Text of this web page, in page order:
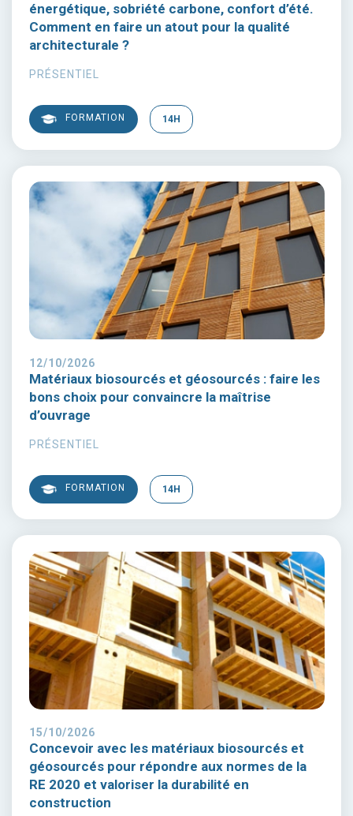
énergétique, sobriété carbone, confort d’été.
Comment en faire un atout pour la qualité
architecturale ?
PRÉSENTIEL
FORMATION 14H
12/10/2026
Matériaux biosourcés et géosourcés : faire les
bons choix pour convaincre la maîtrise
d’ouvrage
PRÉSENTIEL
FORMATION 14H
15/10/2026
Concevoir avec les matériaux biosourcés et
géosourcés pour répondre aux normes de la
RE 2020 et valoriser la durabilité en
construction